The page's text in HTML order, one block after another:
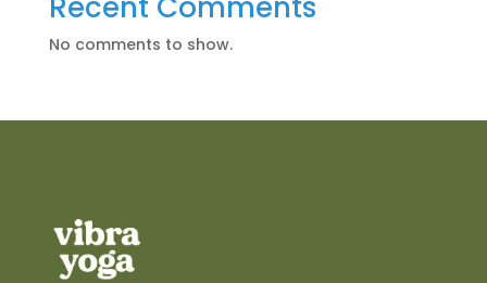
No comments to show.